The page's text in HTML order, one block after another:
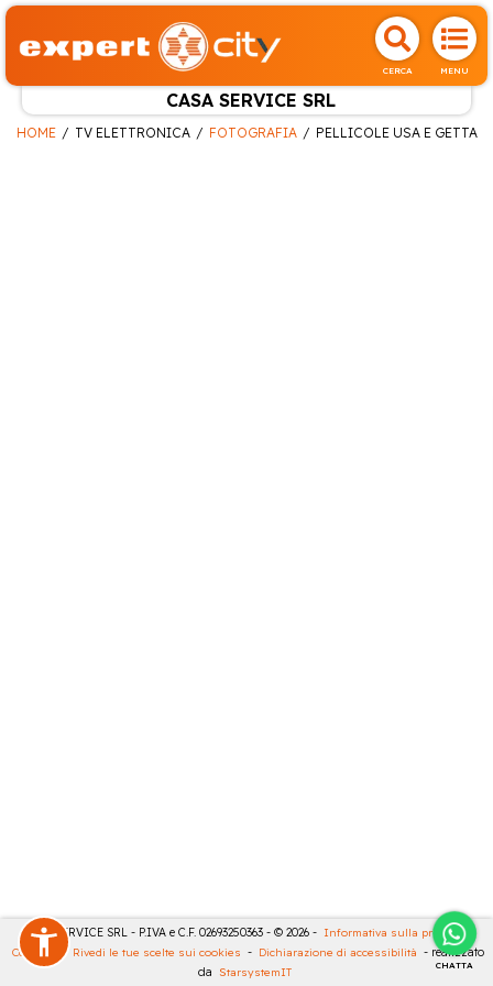
CERCA MENU
CASA SERVICE SRL
CHATTA
HOME TV ELETTRONICA FOTOGRAFIA PELLICOLE USA E GETTA
CASA SERVICE SRL - P.IVA e C.F. 02693250363 - © 2026 - Informativa sulla privacy -
Cookies
- Rivedi le tue scelte sui cookies - Dichiarazione di accessibilità - realizzato
da StarsystemIT